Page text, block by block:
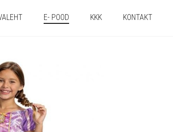
E- POOD KKK KONTAKT